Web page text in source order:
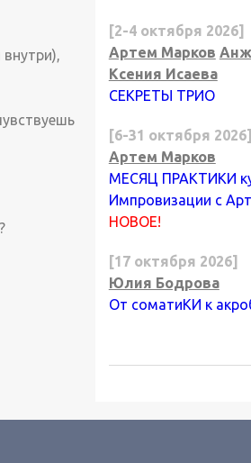
[2-4 октября 2026]
Артем Марков
Ксения Исаева
СЕКРЕТЫ ТРИО
[6-31 октября 2026]
Артем Марков
МЕСЯЦ ПРАКТИКИ
Импровизации с
НОВОЕ!
[17 октября 2026]
Юлия Бодрова
От соматиКИ к